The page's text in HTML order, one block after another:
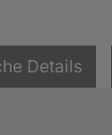
Details